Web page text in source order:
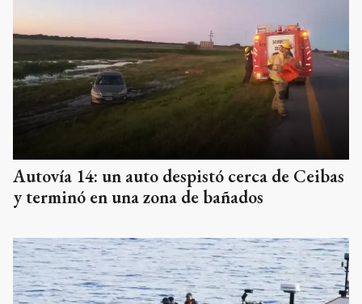
Autovía 14: un auto despistó cerca de Ceibas
y terminó en una zona de bañados